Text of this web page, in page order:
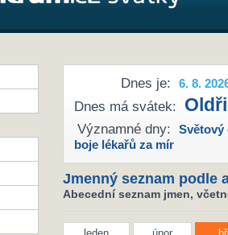
Dnes je: 6. 8.
Dnes má svátek:
Významné dny: Světový
boje lékařů za mír
Jmenný seznam podle
Abecední seznam jmen,